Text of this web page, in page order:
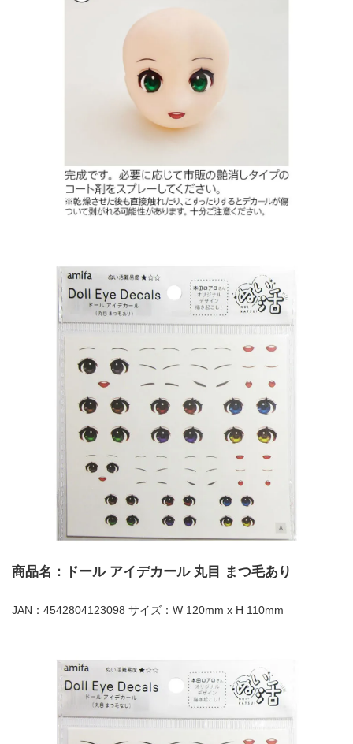
商品名：ドール アイデカール 丸目 まつ毛あり
JAN：4542804123098 サイズ：W 120mm x H 110mm